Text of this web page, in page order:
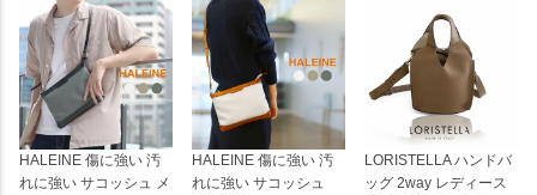
HALEINE 傷に強い 汚
れに強い サコッシュ メ
HALEINE 傷に強い 汚
れに強い サコッシュ
LORISTELLA ハンドバ
ッグ 2way レディース